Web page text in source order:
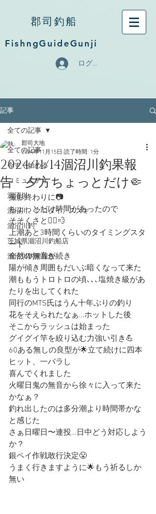
郡司釣船
FishngGuideGunji
ログイン
記事
全ての記事
今すぐ始める
コミュニティ
涸沼川
涸沼川、クロダイ、スズキ
涸沼川釣
茨城県涸沼川釣船店
涸沼川釣果報告
全ての記事
2024/11/14涸沼川釣果報
告 夕方ちょっとだけ🤏
郡司大地
2024年11月15日 読了時間: 1分
撮影終わりに📷
ちょっとだけ時間があったので
そそくさと🚣‍♀️💨
上潮あと3時間くらいのタイミングスタ
ート
全然の無音が続き
陽が傾き周囲もだいぶ暗くなって来た
潮ももうトロトロの頃､､､塩焼き級があ
たりを出してくれた
同行のMTS氏はうん十年ぶりの釣り
花をそえられたなぁ…ホットした後
そこからラッシュは始まった
グイグイ竿を絞り込む力強い引き💪
60ある無しの良型が🌟立て続けに四本
ヒット、一バラし
喜んでくれました
火曜日鬼の無音から徐々に入って来た
かなぁ？
釣れ出したのは多分潮より時間帯かな
と感じた
さぁ日曜日〜連投…日中どう対応しよう
か？
銀ペイ作戦敢行決定😤
うまく行きますように🌟もう祈るしか
無い